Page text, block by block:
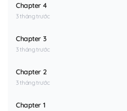
Chapter 4
3 tháng trước
Chapter 3
3 tháng trước
Chapter 2
3 tháng trước
Chapter 1